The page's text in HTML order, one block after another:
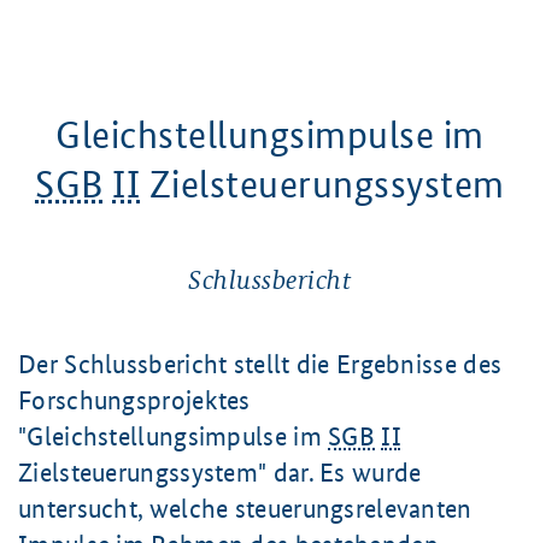
Gleichstellungsimpulse im
SGB II Zielsteuerungssystem
Schlussbericht
Der Schlussbericht stellt die Ergebnisse des
Forschungsprojektes
"Gleichstellungsimpulse im SGB II
Zielsteuerungssystem" dar. Es wurde
untersucht, welche steuerungsrelevanten